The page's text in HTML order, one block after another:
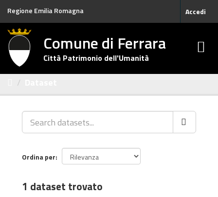
Salta
contenuto
Regione Emilia Romagna Accedi
Comune di Ferrara
Città Patrimonio dell'Umanità
Ordina per
1 dataset trovato